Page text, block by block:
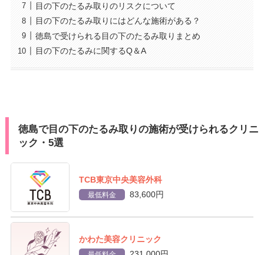
目の下のたるみ取りのリスクについて
目の下のたるみ取りにはどんな施術がある？
徳島で受けられる目の下のたるみ取りまとめ
目の下のたるみに関するQ＆A
徳島で目の下のたるみ取りの施術が受けられるクリニ
ック・5選
TCB東京中央美容外科
最低料金 83,600円
かわた美容クリニック